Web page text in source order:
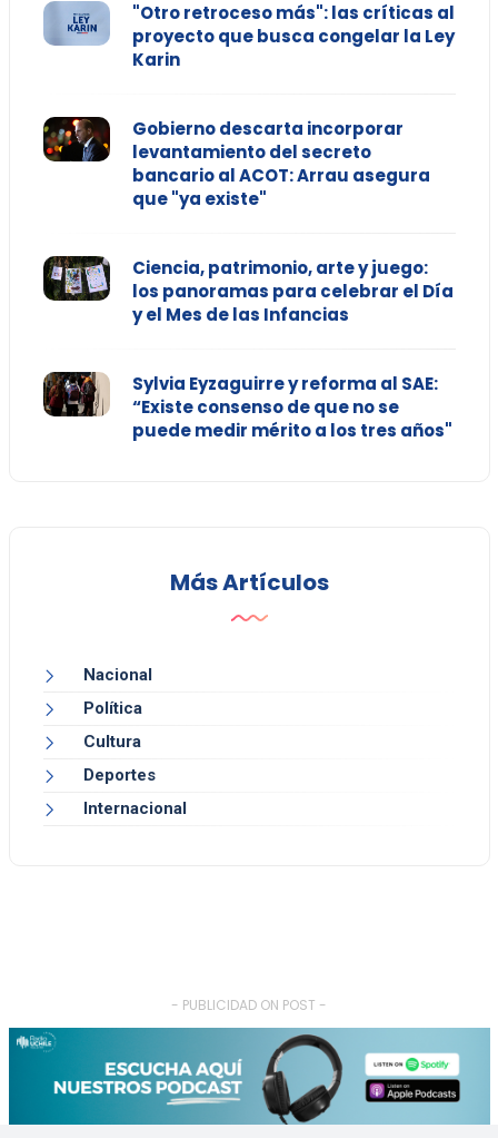
"Otro retroceso más": las críticas al
proyecto que busca congelar la Ley
Karin
Gobierno descarta incorporar
levantamiento del secreto
bancario al ACOT: Arrau asegura
que "ya existe"
Ciencia, patrimonio, arte y juego:
los panoramas para celebrar el Día
y el Mes de las Infancias
Sylvia Eyzaguirre y reforma al SAE:
“Existe consenso de que no se
puede medir mérito a los tres años"
Más Artículos
Nacional
Política
Cultura
Deportes
Internacional
- PUBLICIDAD ON POST -